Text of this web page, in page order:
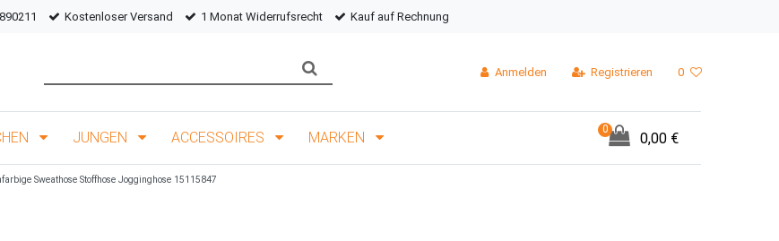
Kostenloser Versand 1 Monat Widerrufsrecht Kauf auf Rechnung
Anmelden Registrieren 0
JUNGEN ACCESSOIRES MARKEN
0
0,00 €
Sweathose Stoffhose Jogginghose 15115847